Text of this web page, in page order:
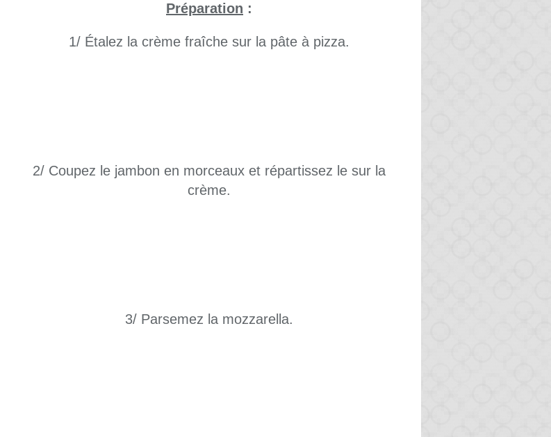
Préparation :
1/ Étalez la crème fraîche sur la pâte à pizza.
2/ Coupez le jambon en morceaux et répartissez le sur la
crème.
3/ Parsemez la mozzarella.